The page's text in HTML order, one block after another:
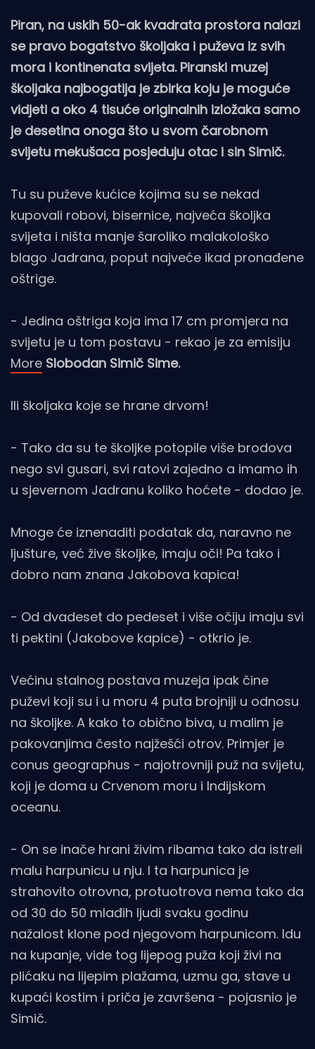
Piran, na uskih 50-ak kvadrata prostora nalazi
se pravo bogatstvo školjaka i puževa iz svih
mora i kontinenata svijeta. Piranski muzej
školjaka najbogatija je zbirka koju je moguće
vidjeti a oko 4 tisuće originalnih izložaka samo
je desetina onoga što u svom čarobnom
svijetu mekušaca posjeduju otac i sin Simič.
Tu su puževe kućice kojima su se nekad
kupovali robovi, bisernice, najveća školjka
svijeta i ništa manje šaroliko malakološko
blago Jadrana, poput najveće ikad pronađene
oštrige.
- Jedina oštriga koja ima 17 cm promjera na
svijetu je u tom postavu - rekao je za emisiju
More Slobodan Simič Sime.
Ili školjaka koje se hrane drvom!
- Tako da su te školjke potopile više brodova
nego svi gusari, svi ratovi zajedno a imamo ih
u sjevernom Jadranu koliko hoćete - dodao je.
Mnoge će iznenaditi podatak da, naravno ne
ljušture, već žive školjke, imaju oči! Pa tako i
dobro nam znana Jakobova kapica!
- Od dvadeset do pedeset i više očiju imaju svi
ti pektini (Jakobove kapice) - otkrio je.
Većinu stalnog postava muzeja ipak čine
puževi koji su i u moru 4 puta brojniji u odnosu
na školjke. A kako to obično biva, u malim je
pakovanjima često najžešći otrov. Primjer je
conus geographus - najotrovniji puž na svijetu,
koji je doma u Crvenom moru i Indijskom
oceanu.
- On se inače hrani živim ribama tako da istreli
malu harpunicu u nju. I ta harpunica je
strahovito otrovna, protuotrova nema tako da
od 30 do 50 mlađih ljudi svaku godinu
nažalost klone pod njegovom harpunicom. Idu
na kupanje, vide tog lijepog puža koji živi na
plićaku na lijepim plažama, uzmu ga, stave u
kupaći kostim i priča je završena - pojasnio je
Simič.